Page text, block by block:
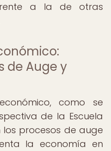
a la de otras
de Auge y
como se
de la Escuela
procesos de auge
la economía en